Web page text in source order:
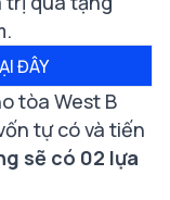
ĐÂY
tòa West B
tự có và tiến
sẽ có 02 lựa